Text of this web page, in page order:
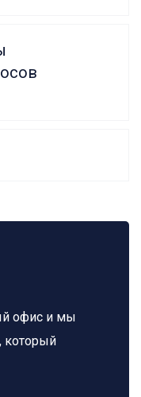
офис и мы
который